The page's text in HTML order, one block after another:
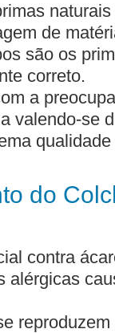
de
são os
correto.
a
valendo-se
do
contra
alérgicas